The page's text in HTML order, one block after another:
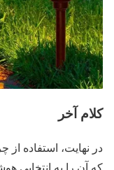
کلام آخر
در نهایت، استفاده از
که آن را به انتخابی